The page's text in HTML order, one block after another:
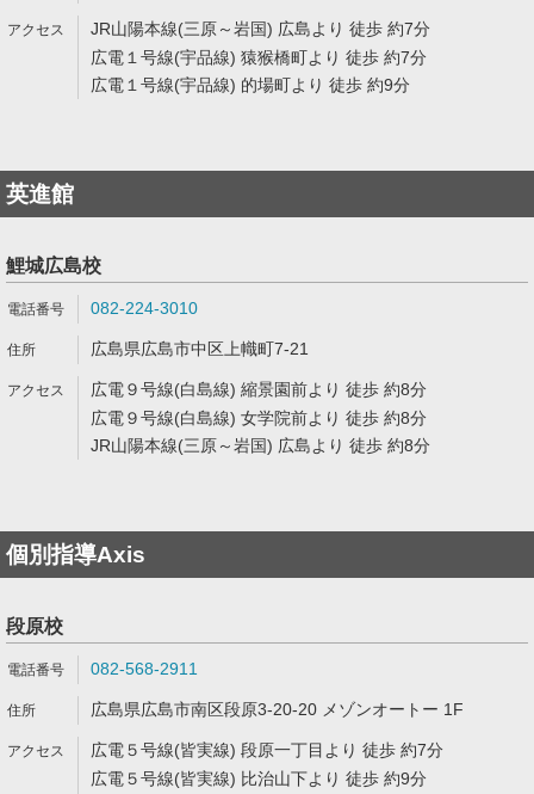
JR山陽本線(三原～岩国) 広島より 徒歩 約7分
広電１号線(宇品線) 猿猴橋町より 徒歩 約7分
広電１号線(宇品線) 的場町より 徒歩 約9分
英進館
鯉城広島校
082-224-3010
広島県広島市中区上幟町7-21
広電９号線(白島線) 縮景園前より 徒歩 約8分
広電９号線(白島線) 女学院前より 徒歩 約8分
JR山陽本線(三原～岩国) 広島より 徒歩 約8分
個別指導Axis
段原校
082-568-2911
広島県広島市南区段原3-20-20 メゾンオートー 1F
広電５号線(皆実線) 段原一丁目より 徒歩 約7分
広電５号線(皆実線) 比治山下より 徒歩 約9分